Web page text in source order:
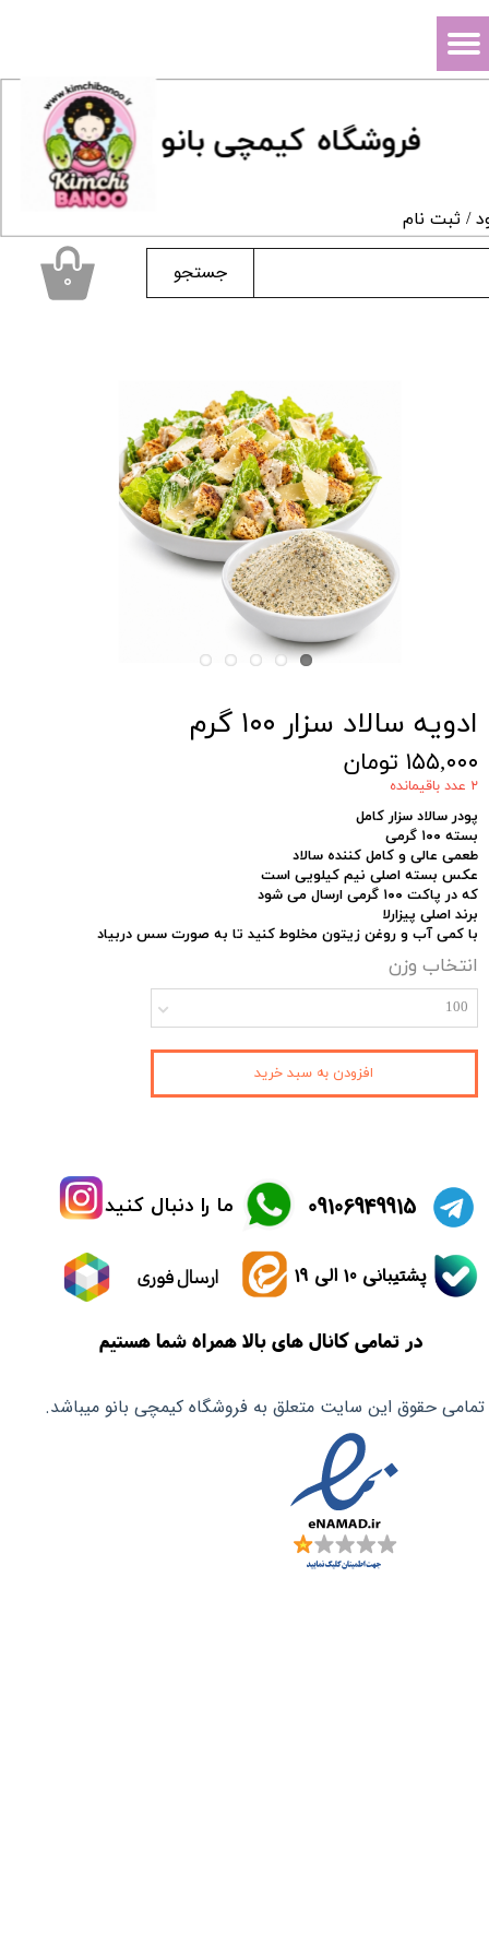
فروشگاه کیمچی بانو
جستجو
/ ثبت نام
حساب کاربری من
سفارشات
۰
ادویه سالاد سزار ۱۰۰ گرم
۱۵۵,۰۰۰ تومان
۲ عدد باقیمانده
پودر سالاد سزار کامل
بسته ۱۰۰
گرمی
طعمی عالی و کامل کننده سالاد
عکس بسته اصلی نیم کیلویی است
که در پاکت ۱۰۰ گرمی ارسال می شود
برند اصلی پیزارلا
با کمی آب و روغن زیتون مخلوط کنید تا به صورت سس دربیاد
انتخاب وزن
100
افزودن به سبد خرید
تمامی حقوق این سایت متعلق به فروشگاه کیمچی بانو میباشد.
ما را دنبال کنید ​09106949915
ارسال فوری پشتیبانی 10 الی 19
در تمامی کانال های بالا همراه شما هستیم